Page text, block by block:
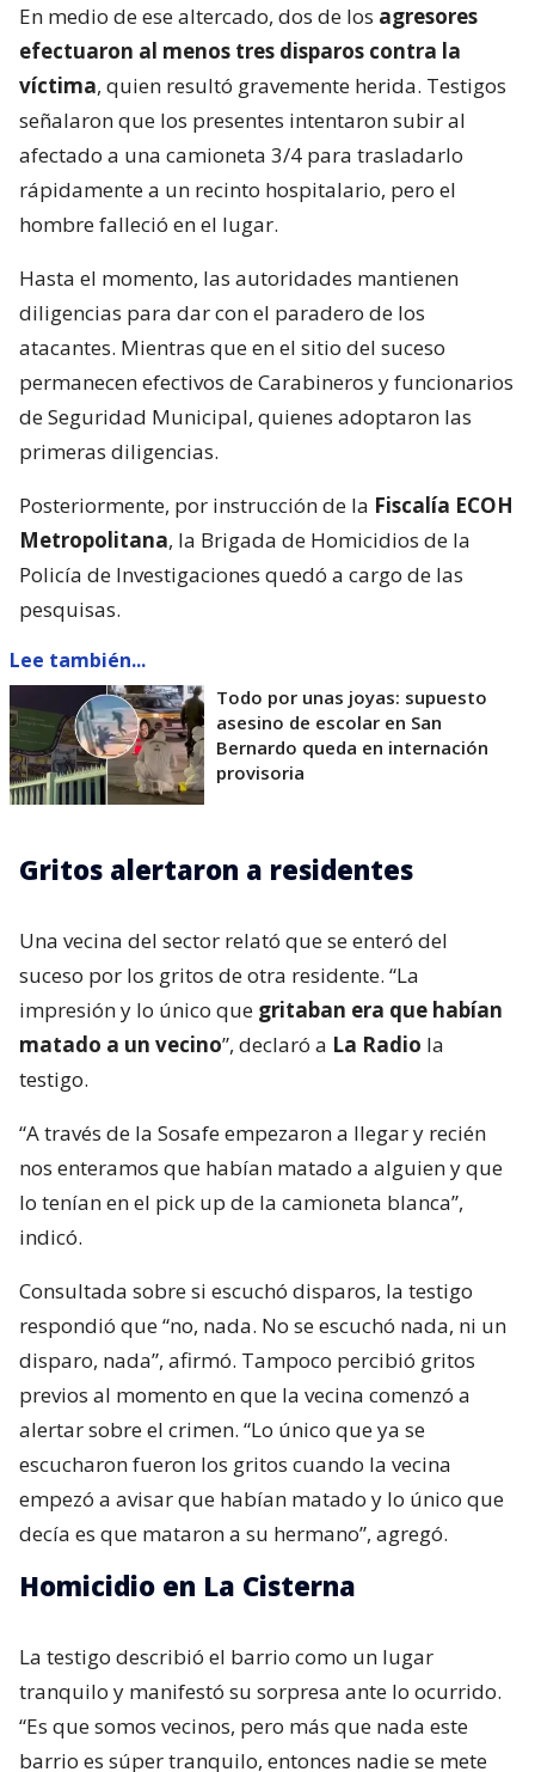
En medio de ese altercado, dos de los agresores
efectuaron al menos tres disparos contra la
víctima, quien resultó gravemente herida. Testigos
señalaron que los presentes intentaron subir al
afectado a una camioneta 3/4 para trasladarlo
rápidamente a un recinto hospitalario, pero el
hombre falleció en el lugar.
Hasta el momento, las autoridades mantienen
diligencias para dar con el paradero de los
atacantes. Mientras que en el sitio del suceso
permanecen efectivos de Carabineros y funcionarios
de Seguridad Municipal, quienes adoptaron las
primeras diligencias.
Posteriormente, por instrucción de la Fiscalía ECOH
Metropolitana, la Brigada de Homicidios de la
Policía de Investigaciones quedó a cargo de las
pesquisas.
Lee también...
Todo por unas joyas: supuesto
asesino de escolar en San
Bernardo queda en internación
provisoria
Gritos alertaron a residentes
Una vecina del sector relató que se enteró del
suceso por los gritos de otra residente. “La
impresión y lo único que gritaban era que habían
matado a un vecino”, declaró a La Radio la
testigo.
“A través de la Sosafe empezaron a llegar y recién
nos enteramos que habían matado a alguien y que
lo tenían en el pick up de la camioneta blanca”,
indicó.
Consultada sobre si escuchó disparos, la testigo
respondió que “no, nada. No se escuchó nada, ni un
disparo, nada”, afirmó. Tampoco percibió gritos
previos al momento en que la vecina comenzó a
alertar sobre el crimen. “Lo único que ya se
escucharon fueron los gritos cuando la vecina
empezó a avisar que habían matado y lo único que
decía es que mataron a su hermano”, agregó.
Homicidio en La Cisterna
La testigo describió el barrio como un lugar
tranquilo y manifestó su sorpresa ante lo ocurrido.
“Es que somos vecinos, pero más que nada este
barrio es súper tranquilo, entonces nadie se mete